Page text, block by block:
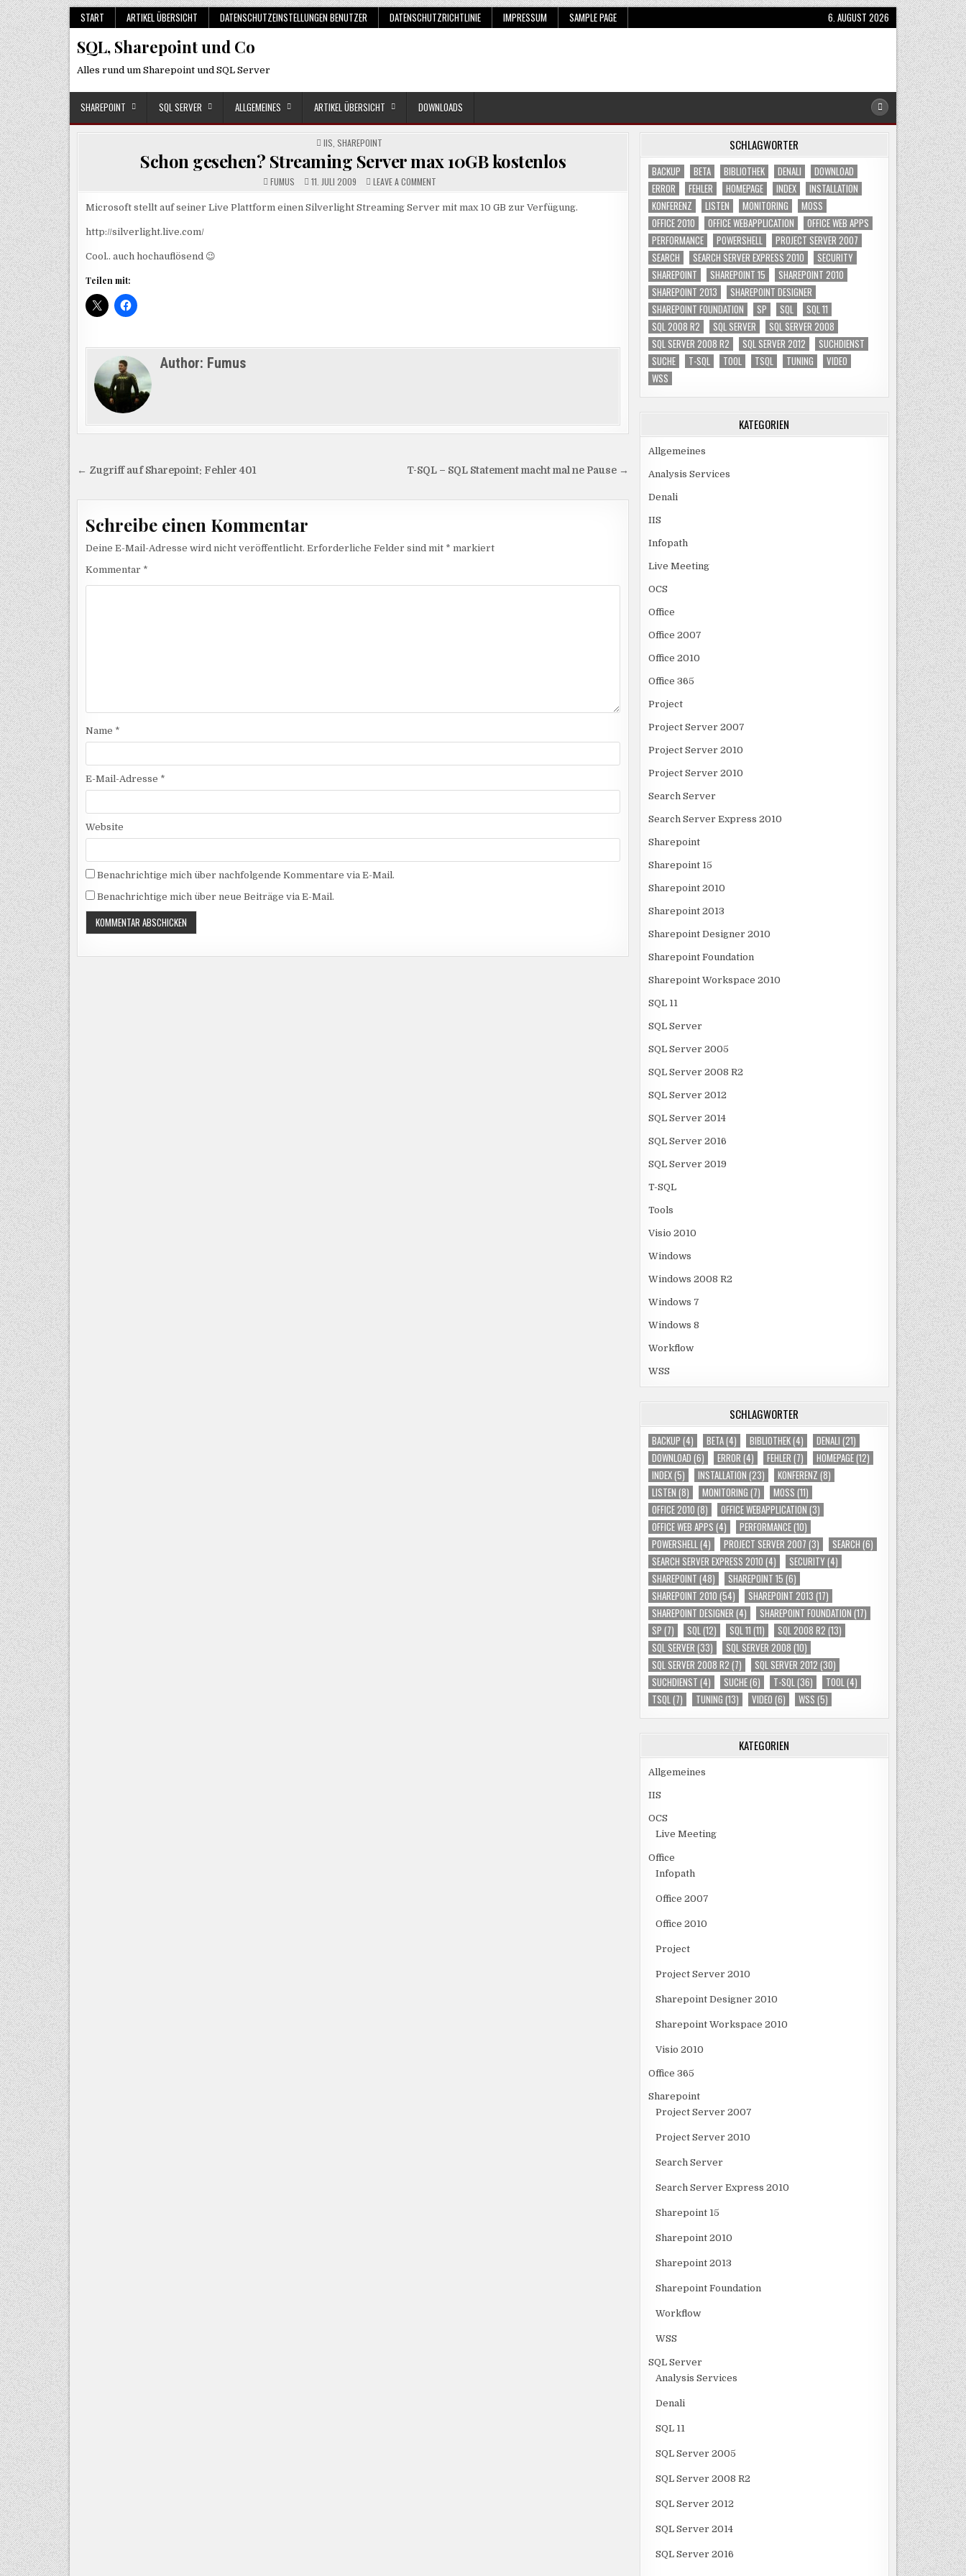
Skip
to
content
START ARTIKEL ÜBERSICHT DATENSCHUTZEINSTELLUNGEN BENUTZER DATENSCHUTZRICHTLINIE IMPRESSUM SAMPLE PAGE 6. AUGUST 2026
SQL, Sharepoint und Co
Alles rund um Sharepoint und SQL Server
SHAREPOINT SQL SERVER ALLGEMEINES ARTIKEL ÜBERSICHT DOWNLOADS
POSTED
IN
IIS SHAREPOINT
Schon gesehen? Streaming Server max 10GB kostenlos
FUMUS 11. JULI 2009 LEAVE A COMMENTON
STREAMING
Microsoft stellt auf seiner Live Plattform einen Silverlight Streaming Server mit max 10 GB zur Verfügung.
http://silverlight.live.com/
Cool.. auch hochauflösend 😉
Teilen mit:
Author: Fumus
Beitragsnavigation T-SQL – SQL Statement macht mal ne Pause →
← Zugriff auf Sharepoint: Fehler 401
Schreibe einen Kommentar
Deine E-Mail-Adresse wird nicht veröffentlicht. Erforderliche Felder sind mit * markiert
Kommentar *
Name *
E-Mail-Adresse *
Website
Benachrichtige mich über nachfolgende Kommentare via E-Mail.
Benachrichtige mich über neue Beiträge via E-Mail.
SCHLAGWÖRTER
BACKUP BETA BIBLIOTHEK DENALI
DOWNLOAD
ERROR
FEHLER HOMEPAGE INDEX
INSTALLATION
KONFERENZ
LISTEN MONITORING
MOSS
OFFICE 2010
OFFICE WEBAPPLICATION
OFFICE WEB APPS
PERFORMANCE
POWERSHELL
PROJECT SERVER 2007
SEARCH
SEARCH SERVER EXPRESS 2010
SECURITY
SHAREPOINT
SHAREPOINT 15
SHAREPOINT 2010
SHAREPOINT 2013
SHAREPOINT DESIGNER
SHAREPOINT FOUNDATION
SP SQL
SQL 11
SQL 2008 R2
SQL SERVER
SQL SERVER 2008
SQL SERVER 2008 R2
SQL SERVER 2012
SUCHDIENST
SUCHE
T-SQL TOOL TSQL TUNING
VIDEO
WSS
KATEGORIEN
Allgemeines
Analysis Services
Denali
IIS
Infopath
Live Meeting
OCS
Office
Office 2007
Office 2010
Office 365
Project
Project Server 2007
Project Server 2010
Project Server 2010
Search Server
Search Server Express 2010
Sharepoint
Sharepoint 15
Sharepoint 2010
Sharepoint 2013
Sharepoint Designer 2010
Sharepoint Foundation
Sharepoint Workspace 2010
SQL 11
SQL Server
SQL Server 2005
SQL Server 2008 R2
SQL Server 2012
SQL Server 2014
SQL Server 2016
SQL Server 2019
T-SQL
Tools
Visio 2010
Windows
Windows 2008 R2
Windows 7
Windows 8
Workflow
WSS
SCHLAGWÖRTER
BACKUP (4) BETA(4) BIBLIOTHEK(4) DENALI (21)
DOWNLOAD (6) ERROR (4) FEHLER (7) HOMEPAGE(12)
INDEX(5) INSTALLATION (23) KONFERENZ (8)
LISTEN (8) MONITORING (7) MOSS (11)
OFFICE 2010 (8) OFFICE WEBAPPLICATION (3)
OFFICE WEB APPS (4) PERFORMANCE(10)
POWERSHELL(4) PROJECT SERVER 2007 (3) SEARCH (6)
SEARCH SERVER EXPRESS 2010 (4) SECURITY(4)
SHAREPOINT (48) SHAREPOINT 15 (6)
SHAREPOINT 2010 (54) SHAREPOINT 2013 (17)
SHAREPOINT DESIGNER (4) SHAREPOINT FOUNDATION (17)
SP (7) SQL(12) SQL 11 (11) SQL 2008 R2 (13)
SQL SERVER (33) SQL SERVER 2008 (10)
SQL SERVER 2008 R2 (7) SQL SERVER 2012 (30)
SUCHDIENST (4) SUCHE(6) T-SQL(36) TOOL(4)
TSQL(7) TUNING (13) VIDEO (6) WSS (5)
KATEGORIEN
Allgemeines
IIS
OCS
Live Meeting
Office
Infopath
Office 2007
Office 2010
Project
Project Server 2010
Sharepoint Designer 2010
Sharepoint Workspace 2010
Visio 2010
Office 365
Sharepoint
Project Server 2007
Project Server 2010
Search Server
Search Server Express 2010
Sharepoint 15
Sharepoint 2010
Sharepoint 2013
Sharepoint Foundation
Workflow
WSS
SQL Server
Analysis Services
Denali
SQL 11
SQL Server 2005
SQL Server 2008 R2
SQL Server 2012
SQL Server 2014
SQL Server 2016